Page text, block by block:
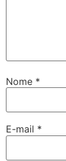
Nome *
E-mail *